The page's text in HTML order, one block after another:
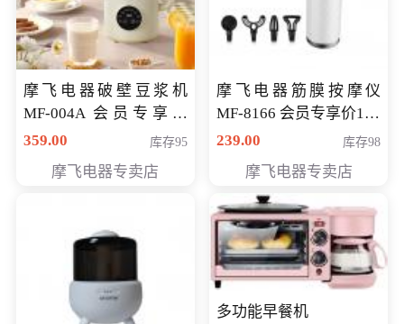
摩飞电器破壁豆浆机
MF-004A 会员专享价
168元
359.00 库存95
摩飞电器专卖店
摩飞电器筋膜按摩仪
MF-8166 会员专享价168
元
239.00 库存98
摩飞电器专卖店
多功能早餐机